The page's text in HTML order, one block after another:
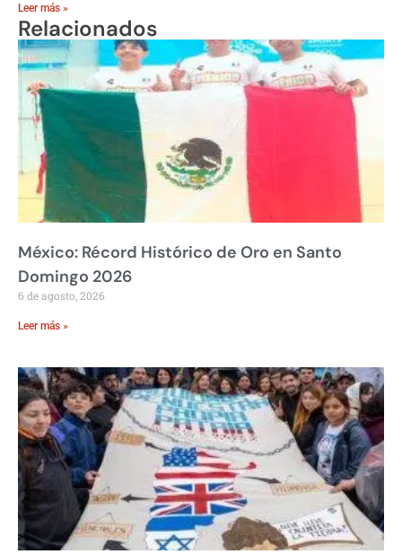
Leer más »
Relacionados
México: Récord Histórico de Oro en Santo
Domingo 2026
6 de agosto, 2026
Leer más »